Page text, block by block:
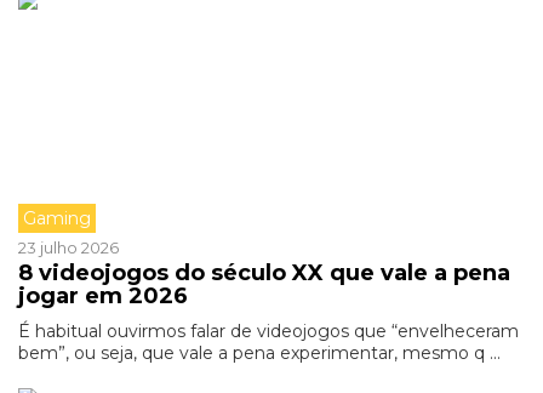
Gaming
23 julho 2026
8 videojogos do século XX que vale a pena
jogar em 2026
É habitual ouvirmos falar de videojogos que “envelheceram
bem”, ou seja, que vale a pena experimentar, mesmo q ...